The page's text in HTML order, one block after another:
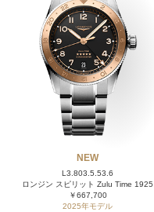
NEW
L3.803.5.53.6
ロンジン スピリット Zulu Time 1925
￥667,700
2025年モデル